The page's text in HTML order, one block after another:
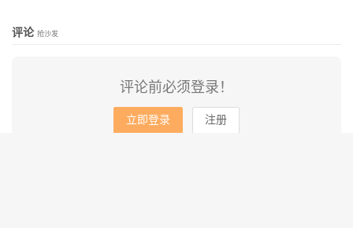
评论 抢沙发
评论前必须登录！
立即登录 注册